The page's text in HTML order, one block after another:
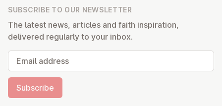
SUBSCRIBE TO OUR NEWSLETTER
The latest news, articles and faith inspiration,
delivered regularly to your inbox.
Email address
Subscribe